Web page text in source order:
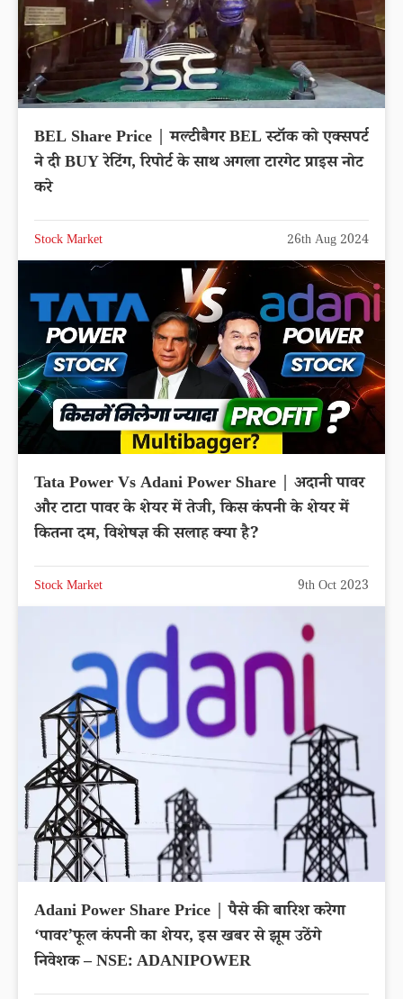
BEL Share Price | मल्टीबैगर BEL स्टॉक को एक्सपर्ट
ने दी BUY रेटिंग, रिपोर्ट के साथ अगला टारगेट प्राइस नोट
करे
Stock Market 26th Aug 2024
Tata Power Vs Adani Power Share | अदानी पावर
और टाटा पावर के शेयर में तेजी, किस कंपनी के शेयर में
कितना दम, विशेषज्ञ की सलाह क्या है?
Stock Market 9th Oct 2023
Adani Power Share Price | पैसे की बारिश करेगा
‘पावर’फूल कंपनी का शेयर, इस खबर से झूम उठेंगे
निवेशक – NSE: ADANIPOWER